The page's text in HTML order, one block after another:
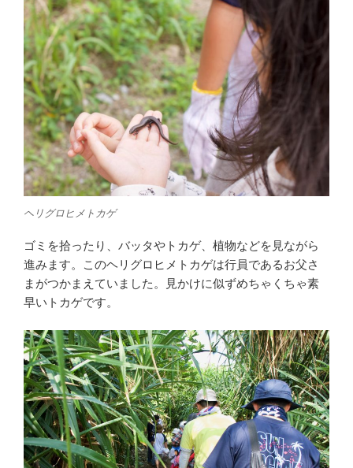
ヘリグロヒメトカゲ
ゴミを拾ったり、バッタやトカゲ、植物などを見ながら
進みます。このヘリグロヒメトカゲは行員であるお父さ
まがつかまえていました。見かけに似ずめちゃくちゃ素
早いトカゲです。